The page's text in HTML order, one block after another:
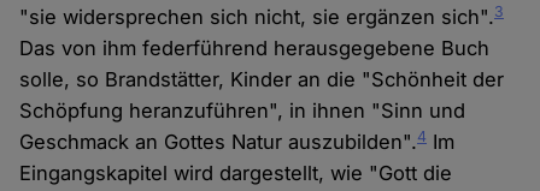
"sie widersprechen sich nicht, sie ergänzen sich".3
Das von ihm federführend herausgegebene Buch
solle, so Brandstätter, Kinder an die "Schönheit der
Schöpfung heranzuführen", in ihnen "Sinn und
Geschmack an Gottes Natur auszubilden".4 Im
Eingangskapitel wird dargestellt, wie "Gott die